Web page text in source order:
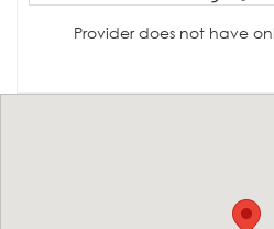
Provider does not have